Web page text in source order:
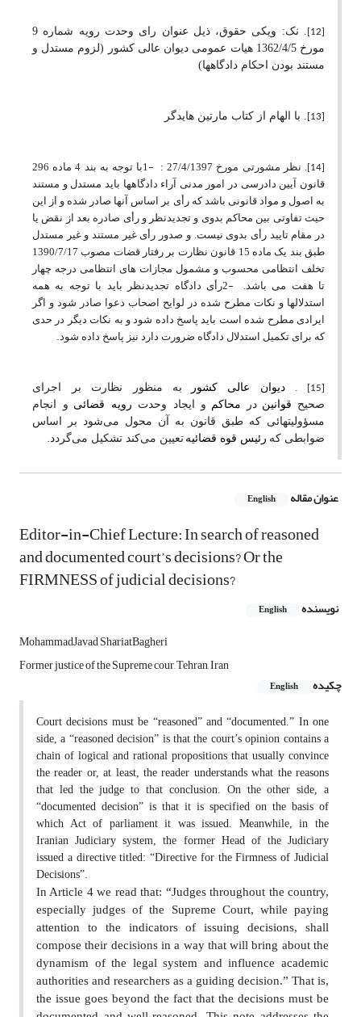
[12]
. نک: ویکی حقوق، ذیل عنوان
رای وحدت رویه شماره 9
مورخ 1362/4/5 هیات عمومی دیوان عالی کشور (لزوم مستدل و
مستند بودن احکام دادگاهها)
[13]
. با الهام از کتاب مارتین هایدگر
[14] . نظر مشورتی مورخ 27/4/1397 : 1-
‌‌‌‌با توجه به بند 4 ماده 296
قانون آیین دادرسی در امور مدنی آراء دادگاهها باید مستدل و مستند
به اصول و مواد قانونی باشد که رأی بر اساس آنها صادر شده و از این
حیث تفاوتی بین محاکم بدوی و تجدیدنظر و رأی صادره بعد از نقض یا
در مقام تایید رأی بدوی نیست. و صدور رأی غیر مستند و غیر مستدل
طبق بند یک ماده 15 قانون نظارت بر رفتار قضات مصوب 1390/7/17
تخلف انتظامی محسوب و مشمول مجازات ‌های انتظامی درجه چهار
تا هفت می باشد.
2-رأی دادگاه تجدیدنظر باید با توجه به همه
استدلالها و نکات مطرح شده در لوایح اصحاب دعوا صادر شود و اگر
ایرادی مطرح شده است باید پاسخ داده شود و به نکات دیگر در حدی
که برای تکمیل استدلال دادگاه ضرورت دارد نیز پاسخ داده شود.
[15]
.دیوان عالی کشور
به منظور نظارت بر اجرای
صحیح قوانین در محاکم و ایجاد وحدت رویه قضائی و انجام
مسؤولیتهائی که طبق قانون به آن محول می‌شود بر اساس
ضوابطی که رئیس قوه قضائیه تعیین می‌کند تشکیل می‌گردد.
عنوان مقاله English
Editor-in-Chief Lecture: In search of reasoned
and documented court’s decisions? Or the
FIRMNESS of judicial decisions?
نویسنده English
MohammadJavad ShariatBagheri
Former justice of the Supreme cour, Tehran, Iran
چکیده
English
Court decisions must be “reasoned” and “documented.” In one
side, a “reasoned decision” is that the court’s opinion contains a
chain of logical and rational propositions that usually convince
the reader or, at least, the reader understands what the reasons
that led the judge to that conclusion. On the other side, a
“documented decision” is that it is specified on the basis of
which Act of parliament it was issued. Meanwhile, in the
Iranian Judiciary system, the former Head of the Judiciary
issued a directive titled: “Directive for the Firmness of Judicial
Decisions”.
In Article 4 we read that: “Judges throughout the country,
especially judges of the Supreme Court, while paying
attention to the indicators of issuing decisions, shall
compose their decisions in a way that will bring about the
dynamism of the legal system and influence academic
authorities and researchers as a guiding decision.” That is,
the issue goes beyond the fact that the decisions must be